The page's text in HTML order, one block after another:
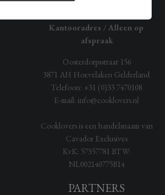
Kantooradres / Alleen op
afspraak
Oosterdorpsstraat 156
3871 AH Hoevelaken Gelderland
Telefoon: +31 (0)33 7470108
E-mail: info@cooklovers.nl
Cooklovers is een handelsnaam van
Cavador Exclusives
KvK: 57357781 BTW:
NL002140775B14
PARTNERS